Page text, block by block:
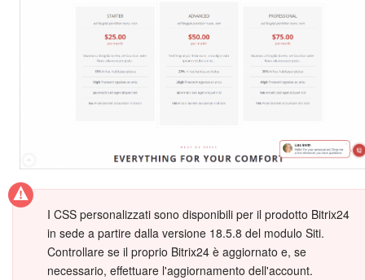
I CSS personalizzati sono disponibili per il prodotto Bitrix24
in sede a partire dalla versione 18.5.8 del modulo Siti.
Controllare se il proprio Bitrix24 è aggiornato e, se
necessario, effettuare l'aggiornamento dell'account.